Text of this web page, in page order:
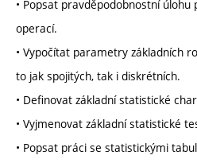
• Popsat pravděpodobnostní úlohu
operací.
• Vypočítat parametry základních
to jak spojitých, tak i diskrétních.
• Definovat základní statistické
• Vyjmenovat základní statistické
• Popsat práci se statistickými